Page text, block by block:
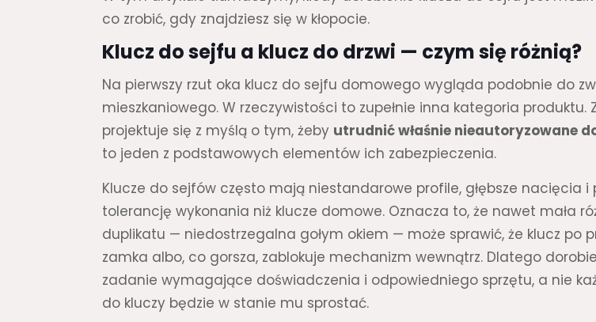
co zrobić, gdy znajdziesz się w kłopocie.
Klucz do sejfu a klucz do drzwi — czym się różnią?
Na pierwszy rzut oka klucz do sejfu domowego wygląda podobnie do
mieszkaniowego. W rzeczywistości to zupełnie inna kategoria produktu.
projektuje się z myślą o tym, żeby utrudnić właśnie nieautoryzowane
to jeden z podstawowych elementów ich zabezpieczenia.
Klucze do sejfów często mają niestandarowe profile, głębsze nacięcia i
tolerancję wykonania niż klucze domowe. Oznacza to, że nawet mała
duplikatu — niedostrzegalna gołym okiem — może sprawić, że klucz po
zamka albo, co gorsza, zablokuje mechanizm wewnątrz. Dlatego
zadanie wymagające doświadczenia i odpowiedniego sprzętu, a nie
do kluczy będzie w stanie mu sprostać.